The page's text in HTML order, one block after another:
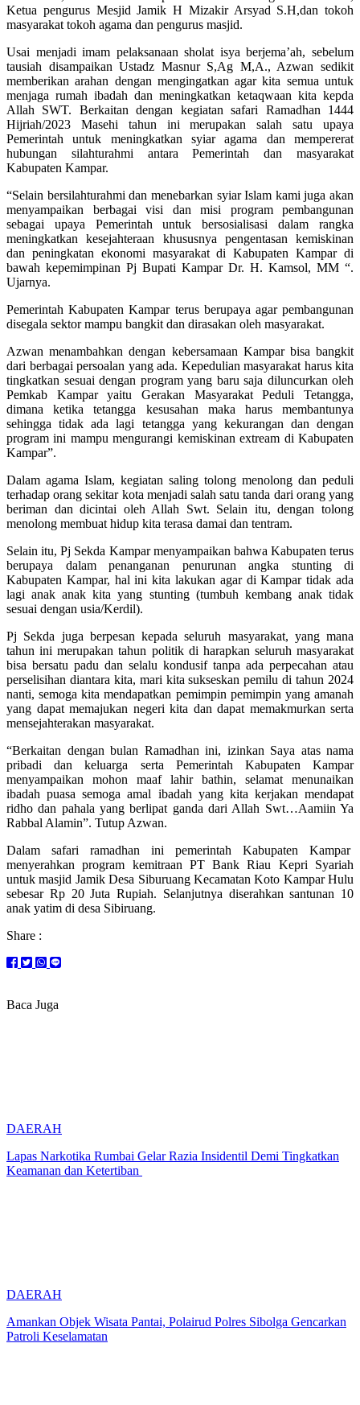
Ketua pengurus Mesjid Jamik H Mizakir Arsyad S.H,dan tokoh
masyarakat tokoh agama dan pengurus masjid.
Usai menjadi imam pelaksanaan sholat isya berjema’ah, sebelum
tausiah disampaikan Ustadz Masnur S,Ag M,A., Azwan sedikit
memberikan arahan dengan mengingatkan agar kita semua untuk
menjaga rumah ibadah dan meningkatkan ketaqwaan kita kepda
Allah SWT. Berkaitan dengan kegiatan safari Ramadhan 1444
Hijriah/2023 Masehi tahun ini merupakan salah satu upaya
Pemerintah untuk meningkatkan syiar agama dan mempererat
hubungan silahturahmi antara Pemerintah dan masyarakat
Kabupaten Kampar.
“Selain bersilahturahmi dan menebarkan syiar Islam kami juga akan
menyampaikan berbagai visi dan misi program pembangunan
sebagai upaya Pemerintah untuk bersosialisasi dalam rangka
meningkatkan kesejahteraan khususnya pengentasan kemiskinan
dan peningkatan ekonomi masyarakat di Kabupaten Kampar di
bawah kepemimpinan Pj Bupati Kampar Dr. H. Kamsol, MM “.
Ujarnya.
Pemerintah Kabupaten Kampar terus berupaya agar pembangunan
disegala sektor mampu bangkit dan dirasakan oleh masyarakat.
Azwan menambahkan dengan kebersamaan Kampar bisa bangkit
dari berbagai persoalan yang ada. Kepedulian masyarakat harus kita
tingkatkan sesuai dengan program yang baru saja diluncurkan oleh
Pemkab Kampar yaitu Gerakan Masyarakat Peduli Tetangga,
dimana ketika tetangga kesusahan maka harus membantunya
sehingga tidak ada lagi tetangga yang kekurangan dan dengan
program ini mampu mengurangi kemiskinan extream di Kabupaten
Kampar”.
Dalam agama Islam, kegiatan saling tolong menolong dan peduli
terhadap orang sekitar kota menjadi salah satu tanda dari orang yang
beriman dan dicintai oleh Allah Swt. Selain itu, dengan tolong
menolong membuat hidup kita terasa damai dan tentram.
Selain itu, Pj Sekda Kampar menyampaikan bahwa Kabupaten terus
berupaya dalam penanganan penurunan angka stunting di
Kabupaten Kampar, hal ini kita lakukan agar di Kampar tidak ada
lagi anak anak kita yang stunting (tumbuh kembang anak tidak
sesuai dengan usia/Kerdil).
Pj Sekda juga berpesan kepada seluruh masyarakat, yang mana
tahun ini merupakan tahun politik di harapkan seluruh masyarakat
bisa bersatu padu dan selalu kondusif tanpa ada perpecahan atau
perselisihan diantara kita, mari kita sukseskan pemilu di tahun 2024
nanti, semoga kita mendapatkan pemimpin pemimpin yang amanah
yang dapat memajukan negeri kita dan dapat memakmurkan serta
mensejahterakan masyarakat.
“Berkaitan dengan bulan Ramadhan ini, izinkan Saya atas nama
pribadi dan keluarga serta Pemerintah Kabupaten Kampar
menyampaikan mohon maaf lahir bathin, selamat menunaikan
ibadah puasa semoga amal ibadah yang kita kerjakan mendapat
ridho dan pahala yang berlipat ganda dari Allah Swt…Aamiin Ya
Rabbal Alamin”. Tutup Azwan.
Dalam safari ramadhan ini pemerintah Kabupaten Kampar
menyerahkan program kemitraan PT Bank Riau Kepri Syariah
untuk masjid Jamik Desa Siburuang Kecamatan Koto Kampar Hulu
sebesar Rp 20 Juta Rupiah. Selanjutnya diserahkan santunan 10
anak yatim di desa Sibiruang.
Share :
Baca Juga
DAERAH
Lapas Narkotika Rumbai Gelar Razia Insidentil Demi Tingkatkan
Keamanan dan Ketertiban
DAERAH
Amankan Objek Wisata Pantai, Polairud Polres Sibolga Gencarkan
Patroli Keselamatan